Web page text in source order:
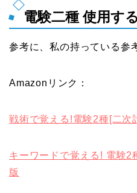
電験二種 使用す
参考に、私の持っている参
Amazonリンク：
戦術で覚える!電験2種[二次
キーワードで覚える! 電験2
版